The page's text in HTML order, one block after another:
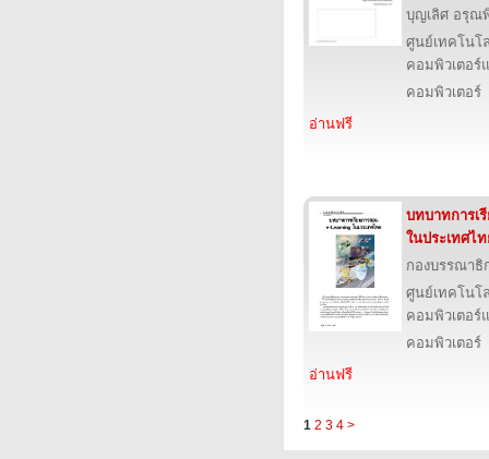
บุญเลิศ อรุณ
ศูนย์เทคโนโ
คอมพิวเตอร์
คอมพิวเตอร์
อ่านฟรี
บทบาทการเ
ในประเทศไ
กองบรรณาธิ
ศูนย์เทคโนโ
คอมพิวเตอร์
คอมพิวเตอร์
อ่านฟรี
1 2 3 4 >